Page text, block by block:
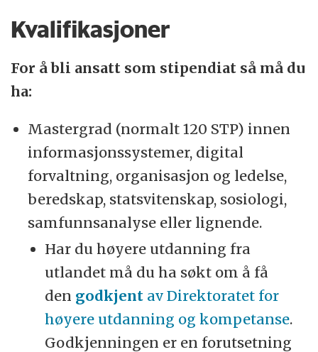
Kvalifikasjoner
For å bli ansatt som stipendiat så må du
ha:
Mastergrad (normalt 120 STP) innen
informasjonssystemer, digital
forvaltning, organisasjon og ledelse,
beredskap, statsvitenskap, sosiologi,
samfunnsanalyse eller lignende.
Har du høyere utdanning fra
utlandet må du ha søkt om å få
den godkjent av Direktoratet for
høyere utdanning og kompetanse.
Godkjenningen er en forutsetning